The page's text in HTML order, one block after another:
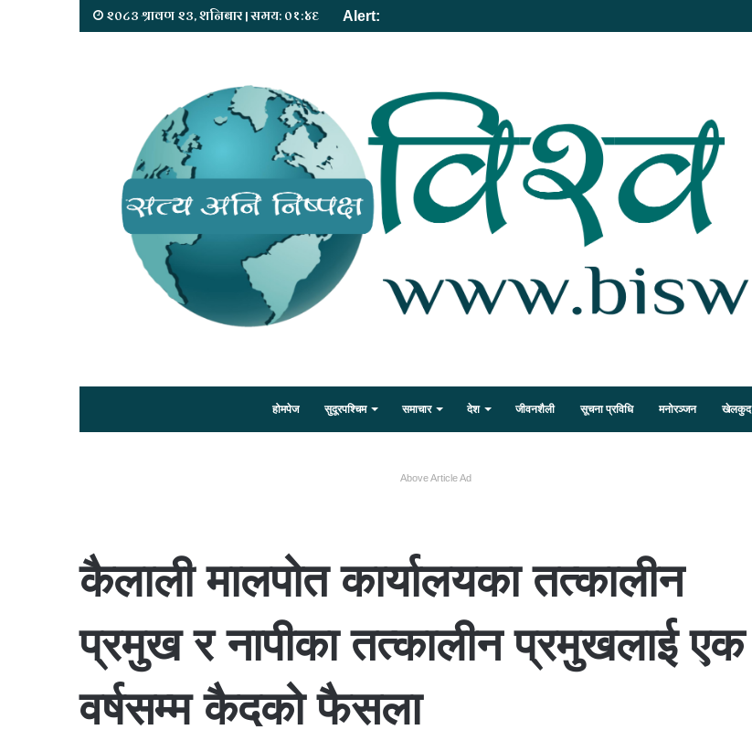
२०८३ श्रावण २३, शनिबार | समय: ०१:४६ Alert:
होमपेज सुदूरपश्चिम समाचार देश जीवनशैली सूचना प्रविधि मनोरञ्जन खेलकुद
Above Article Ad
कैलाली मालपोत कार्यालयका तत्कालीन
प्रमुख र नापीका तत्कालीन प्रमुखलाई एक
वर्षसम्म कैदको फैसला